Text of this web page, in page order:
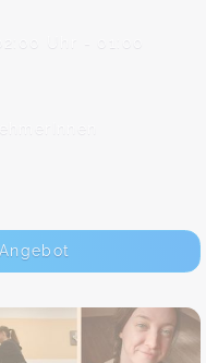
Uhr - 01:00